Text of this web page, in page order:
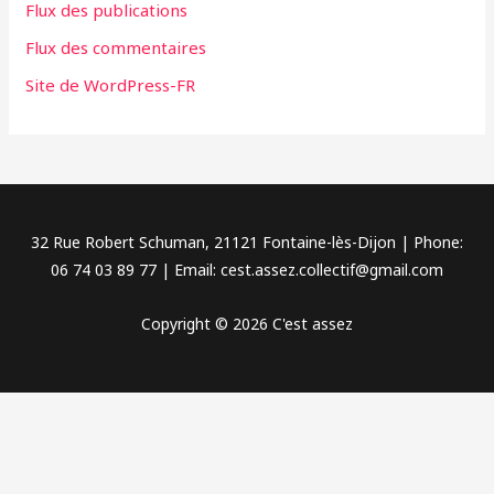
Flux des publications
Flux des commentaires
Site de WordPress-FR
32 Rue Robert Schuman, 21121 Fontaine-lès-Dijon | Phone:
06 74 03 89 77 | Email: cest.assez.collectif@gmail.com
Copyright © 2026 C'est assez